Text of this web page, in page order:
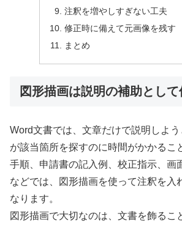
注釈を増やしすぎない工夫
修正時に備えて元画像を残す
まとめ
図形描画は説明の補助として
Word文書では、文章だけで説明しよ
が該当箇所を探すのに時間がかかるこ
手順、申請書の記入例、校正指示、画
などでは、図形描画を使って注釈を入
なります。
図形描画で大切なのは、文書を飾るこ